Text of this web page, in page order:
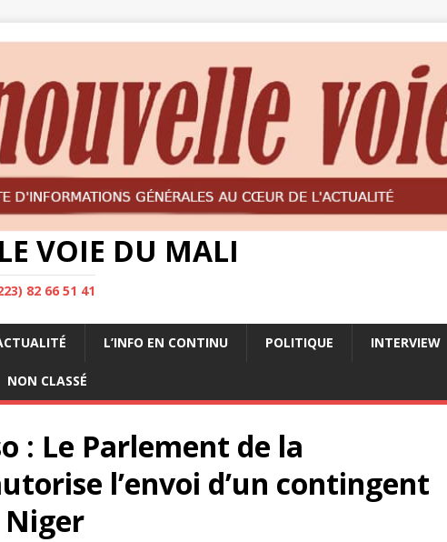
VOIE DU MALI
82 66 51 41
L’INFO EN CONTINU POLITIQUE INTERVIEW
NON CLASSÉ
: Le Parlement de la
l’envoi d’un contingent